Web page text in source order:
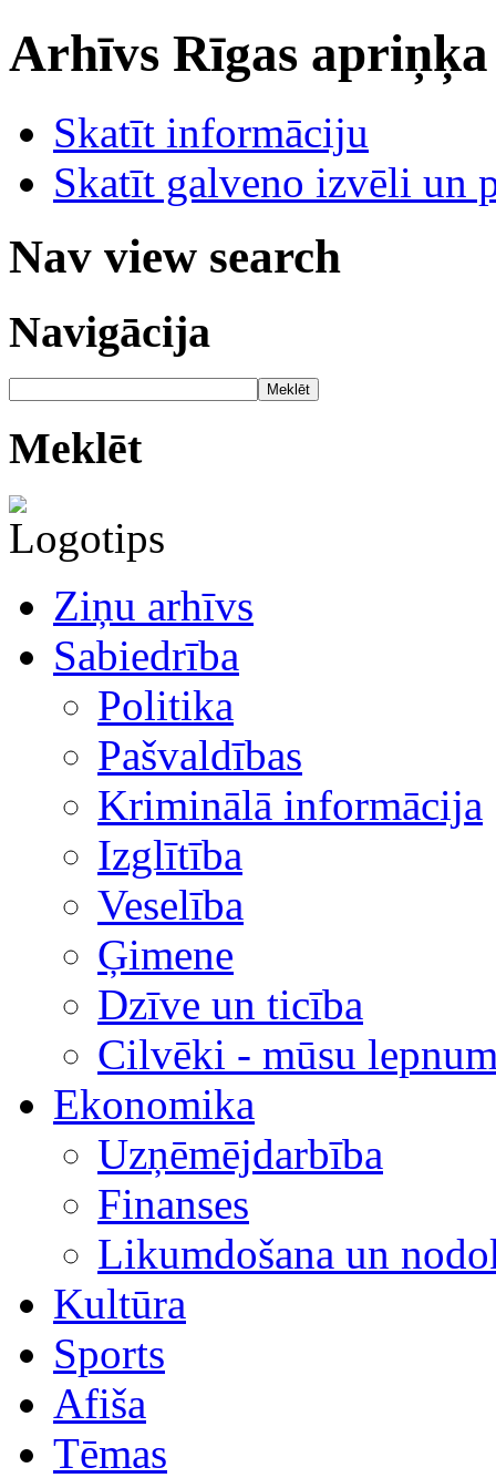
Arhīvs Rīgas
Skatīt informāciju
Skatīt galveno izvēli un
Nav view search
Navigācija
Meklēt
Meklēt
Ziņu arhīvs
Sabiedrība
Politika
Pašvaldības
Kriminālā informācija
Izglītība
Veselība
Ģimene
Dzīve un ticība
Cilvēki - mūsu
Ekonomika
Uzņēmējdarbība
Finanses
Likumdošana un
Kultūra
Sports
Afiša
Tēmas